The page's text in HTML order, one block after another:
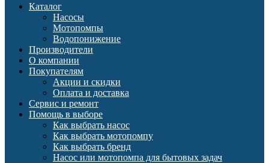
Каталог
Насосы
Мотопомпы
Водопонижение
Производители
О компании
Покупателям
Акции и скидки
Оплата и доставка
Сервис и ремонт
Помощь в выборе
Как выбрать насос
Как выбрать мотопомпу
Как выбрать бренд
Насос или мотопомпа для бытовых задач